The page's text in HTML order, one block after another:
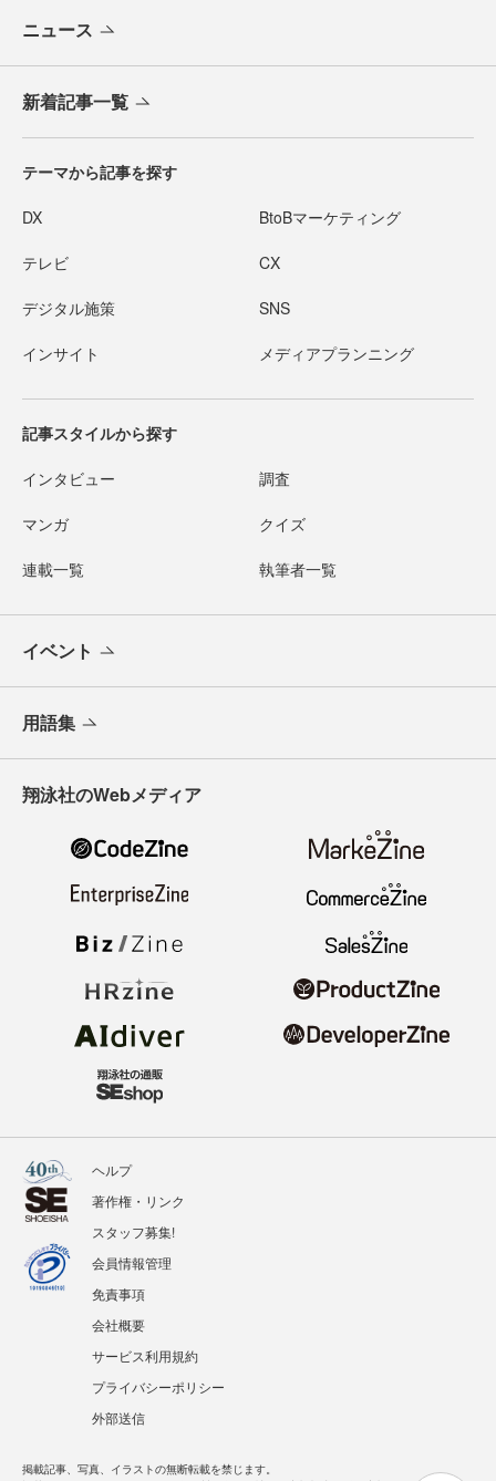
ニュース
新着記事一覧
テーマから記事を探す
DX BtoBマーケティング
テレビ CX
デジタル施策 SNS
インサイト メディアプランニング
記事スタイルから探す
インタビュー 調査
マンガ クイズ
連載一覧 執筆者一覧
イベント
用語集
翔泳社のWebメディア
ヘルプ
著作権・リンク
スタッフ募集!
会員情報管理
免責事項
会社概要
サービス利用規約
プライバシーポリシー
外部送信
掲載記事、写真、イラストの無断転載を禁じます。